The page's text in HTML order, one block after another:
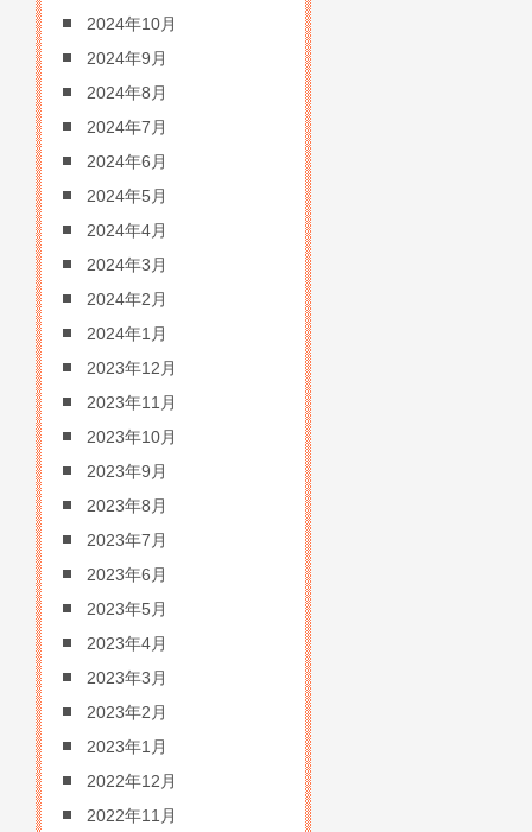
2024年10月
2024年9月
2024年8月
2024年7月
2024年6月
2024年5月
2024年4月
2024年3月
2024年2月
2024年1月
2023年12月
2023年11月
2023年10月
2023年9月
2023年8月
2023年7月
2023年6月
2023年5月
2023年4月
2023年3月
2023年2月
2023年1月
2022年12月
2022年11月